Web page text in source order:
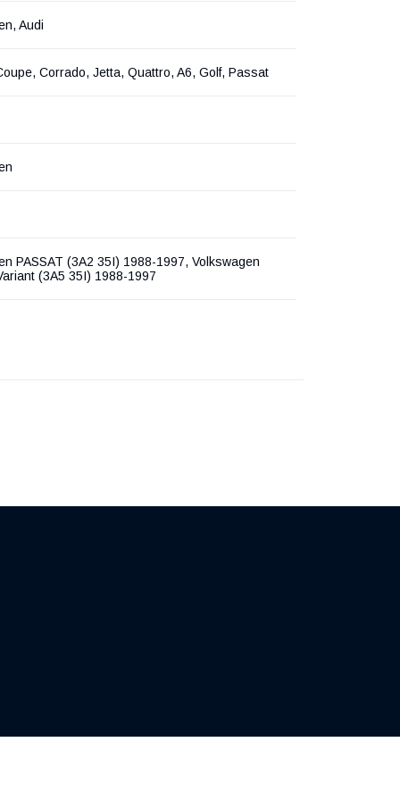
Audi
Corrado, Jetta, Quattro, A6, Golf, Passat
PASSAT (3A2 35I) 1988-1997, Volkswagen
(3A5 35I) 1988-1997